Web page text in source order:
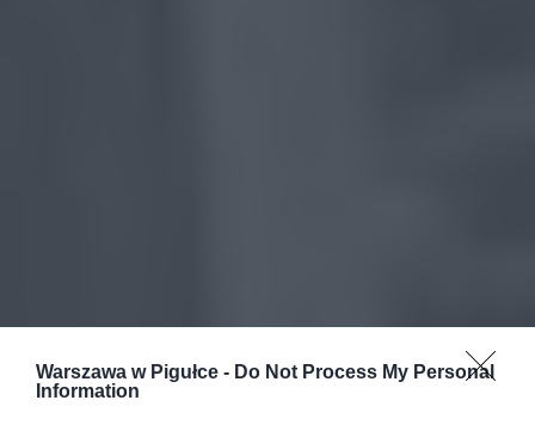
Warszawa w Pigułce - Do Not Process My Personal
Information